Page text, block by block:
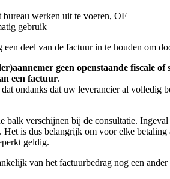
bureau werken uit te voeren, OF
gebruik
deel van de factuur in te houden om
geen openstaande fiscale of
een factuur.
ondanks dat uw leverancier al volledig
balk verschijnen bij de consultatie.
Het is dus belangrijk om voor elke
geldig.
van het factuurbedrag nog een